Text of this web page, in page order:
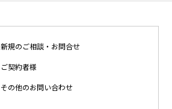
新規のご相談・お問合せ
ご契約者様
その他のお問い合わせ